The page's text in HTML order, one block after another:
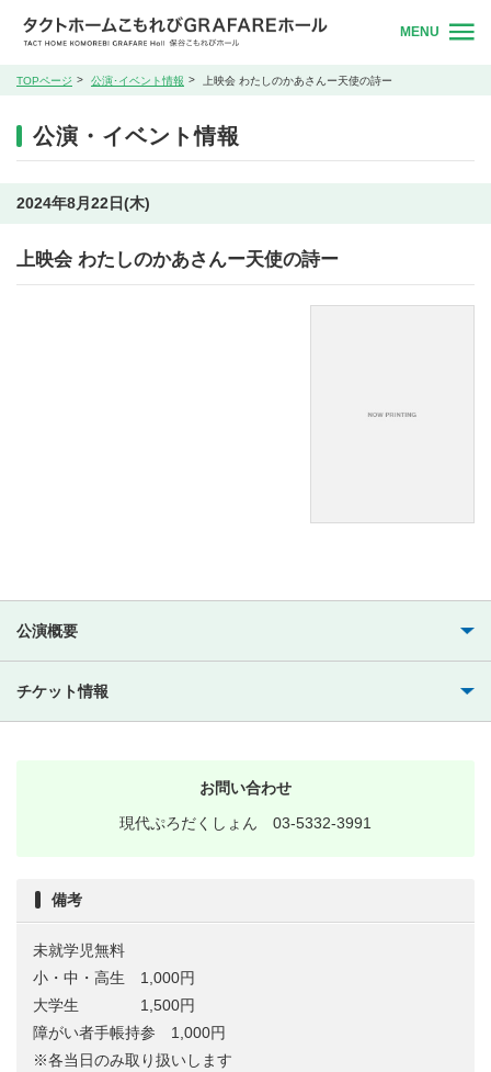
MENU
TOPページ 公演･イベント情報 上映会 わたしのかあさんー天使の詩ー
公演・イベント情報
2024年8月22日(木)
上映会 わたしのかあさんー天使の詩ー
公演概要
チケット情報
お問い合わせ
現代ぷろだくしょん 03-5332-3991
備考
未就学児無料
小・中・高生 1,000円
大学生 1,500円
障がい者手帳持参 1,000円
※各当日のみ取り扱いします